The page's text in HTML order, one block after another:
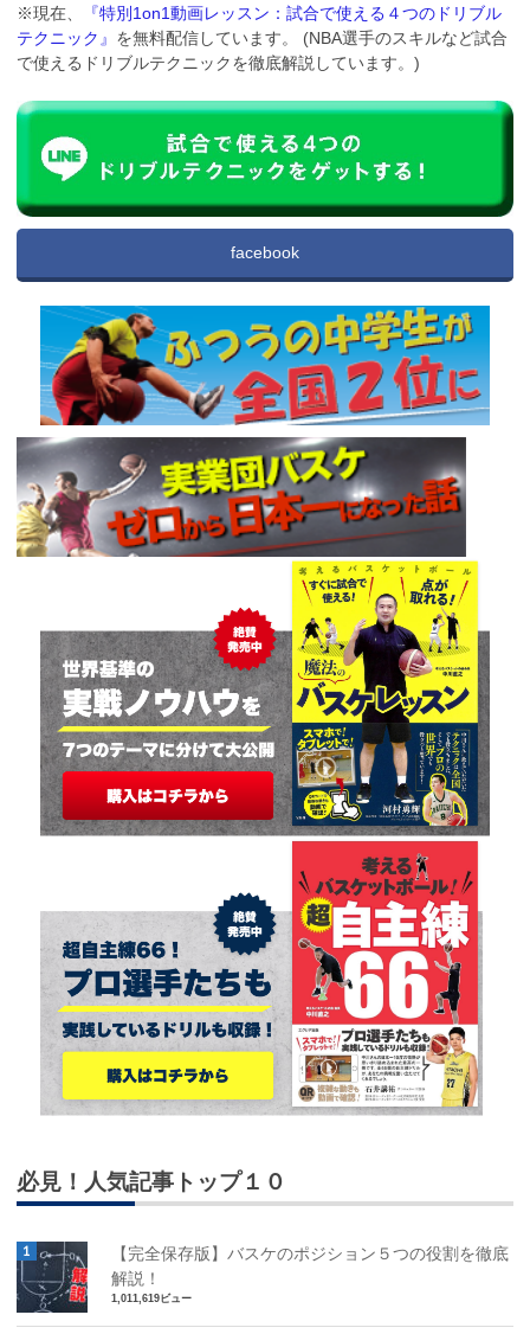
※現在、
『特別1on1動画レッスン：試合で使える４つのドリブル
テクニック』 を無料配信しています。 (NBA選手のスキルなど試合
で使えるドリブルテクニックを徹底解説しています。)
facebook
必見！人気記事トップ１０
【完全保存版】バスケのポジション５つの役割を徹底
解説！
1,011,619ビュー